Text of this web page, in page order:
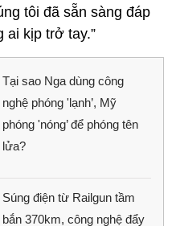
tôi đã sẵn sàng đáp
ai kịp trở tay.”
Tại sao Nga dùng công
nghệ phóng 'lạnh’, Mỹ
phóng 'nóng’ để phóng tên
lửa?
Súng điện từ Railgun tầm
bắn 370km, công nghệ đẩy